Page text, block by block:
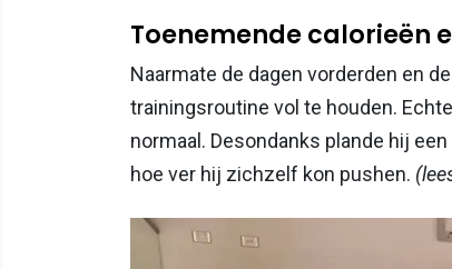
Toenemende calorieën
Naarmate de dagen vorderden en
trainingsroutine vol te houden.
normaal. Desondanks plande hij
hoe ver hij zichzelf kon pushen.